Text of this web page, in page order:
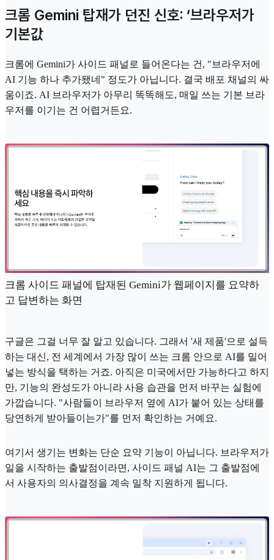
크롬 Gemini 탑재가 던진 신호: ‘브라우저가
기본값
크롬에 Gemini가 사이드 패널로 들어온다는 건, "브라우저에
AI 기능 하나 추가됐네" 정도가 아닙니다. 결국 배포 채널의 싸
움이죠. AI 브라우저가 아무리 똑똑해도, 매일 쓰는 기본 브라
우저를 이기는 건 어렵거든요.
크롬 사이드 패널에 탑재된 Gemini가 웹페이지를 요약하
고 답변하는 화면
구글은 그걸 너무 잘 알고 있습니다. 그래서 '새 제품'으로 설득
하는 대신, 전 세계에서 가장 많이 쓰는 크롬 안으로 AI를 밀어
넣는 방식을 택하는 거죠. 아직은 미국에서만 가능하다고 하지
만, 기능의 완성도가 아니라 사용 습관을 먼저 바꾸는 실험에
가깝습니다. "사람들이 브라우저 옆에 AI가 붙어 있는 상태를
당연하게 받아들이는가"를 먼저 확인하는 거예요.
여기서 생기는 변화는 단순 요약 기능이 아닙니다. 브라우저가
일을 시작하는 출발점이라면, 사이드 패널 AI는 그 출발점에
서 사용자의 의사결정을 계속 밀착 지원하게 됩니다.